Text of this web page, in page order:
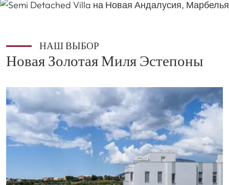
НАШ ВЫБОР
Новая Золотая Миля Эстепоны